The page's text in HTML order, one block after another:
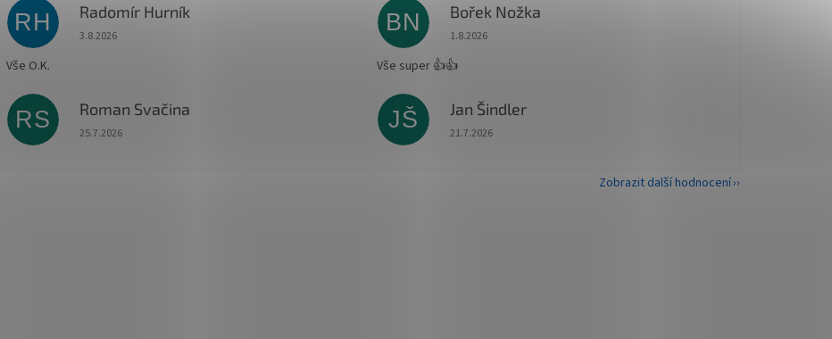
RH Radomír Hurník
Hodnocení obchodu je 5 z 5 hvězdiček.
3.8.2026
Vše O.K.
BN Bořek Nožka
Hodnocení obchodu je 5 z 5 hvězdiček.
1.8.2026
Vše super 👍👍
RS Roman Svačina
Hodnocení obchodu je 5 z 5 hvězdiček.
25.7.2026
JŠ Jan Šindler
Hodnocení obchodu je 5 z 5 hvězdiček.
21.7.2026
Zobrazit další hodnocení